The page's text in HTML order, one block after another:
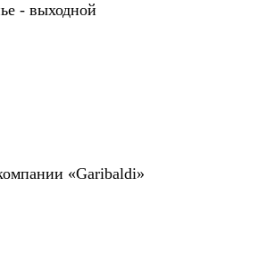
- выходной
«Garibaldi»